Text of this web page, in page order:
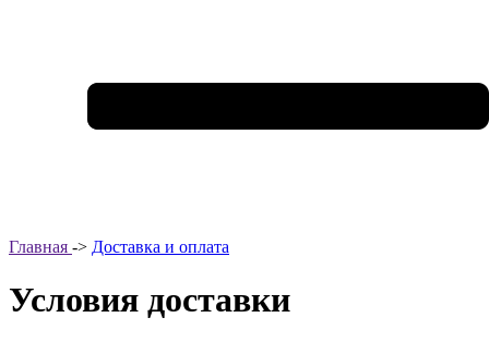
Главная -> Доставка и оплата
Условия доставки